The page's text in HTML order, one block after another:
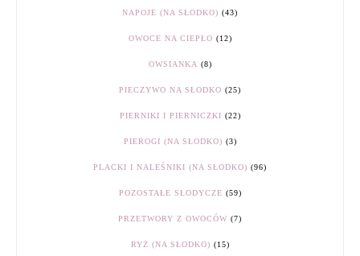
NAPOJE (NA SŁODKO) (43)
OWOCE NA CIEPŁO (12)
OWSIANKA (8)
PIECZYWO NA SŁODKO (25)
PIERNIKI I PIERNICZKI (22)
PIEROGI (NA SŁODKO) (3)
PLACKI I NALEŚNIKI (NA SŁODKO) (96)
POZOSTAŁE SŁODYCZE (59)
PRZETWORY Z OWOCÓW (7)
RYŻ (NA SŁODKO) (15)